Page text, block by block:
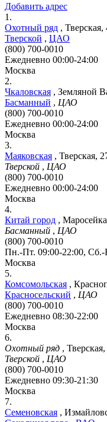
Добавить адрес
1.
Охотный ряд , Тверская,
Тверской , ЦАО
(800) 700-0010
Ежедневно 00:00-24:00
Москва
2.
Чкаловская , Земляной
Басманный , ЦАО
(800) 700-0010
Ежедневно 00:00-24:00
Москва
3.
Маяковская , Тверская,
Тверской , ЦАО
(800) 700-0010
Ежедневно 00:00-24:00
Москва
4.
Китай город ,
Басманный , ЦАО
(800) 700-0010
Пн.-Пт. 09:00-22:00, Сб.-
Москва
5.
Комсомольская ,
Красносельский , ЦАО
(800) 700-0010
Ежедневно 08:30-22:00
Москва
6.
Охотный ряд ,
Тверской , ЦАО
(800) 700-0010
Ежедневно 09:30-21:30
Москва
7.
Семеновская ,